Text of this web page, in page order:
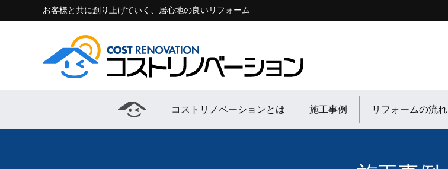
お客様と共に創り上げていく、居心地の良いリフォーム
コストリノベーションとは 施工事例 リフォームの流れ